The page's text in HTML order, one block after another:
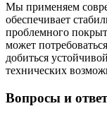
Мы применяем
обеспечивает
проблемного
может
добиться
технических
Вопросы и